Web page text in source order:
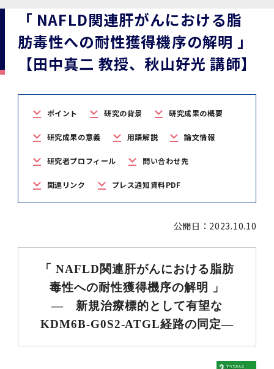
沿革
建物沿革
歴代校長及び学長
学生歌
ブランド
学問と教育の聖地 湯島に建つ東京医科歯科大
学
研究について
医療について
東京医科歯科大学の誓い
アクセストップ
キャンパスマップ
運営組織
運営組織トップ
大学組織一覧
学長・役員
副学長
役員会
経営協議会
教育研究評議会
広報誌・刊行物
広報誌・刊行物トップ
大学紹介動画
キャンパスライフ編
留学制度編
多職種連携教育編
大学概要（冊子）
広報誌
広報誌トップ
広報誌「Bloom! 医科歯科大」
大学案内 【受験生向け】（冊子）
写真で綴る 東京医科歯科大学
大学の計画と評価
大学の計画と評価トップ
大学評価の制度について
概説
１．国立大学法人評価
２．大学認証評価
1-1．第４期中期目標・中期計画等について【6
年間】トップ
第１期 中期目標・中期計画等について
第２期 中期目標・中期計画等について
1-2.年度計画・年度評価等について【第1期～
第3期】
1-2.年度計画・年度評価等について【第1期～
第3期】トップ
（第１期中期目標期間中）年度計画、年度評価
2．認証評価
3．自己点検・評価
四大学連合
四大学連合トップ
四大学連合憲章等トップ
四大学連合憲章
「大学院学生の教育研究交流」に関する協定書
複合領域コース(四大学共通)
複合領域コース(四大学共通)トップ
複合領域コースについて
複合領域コース（東京医科歯科大学）
三大学連合（外部サイト）
情報公開・個人情報
情報公開制度
個人情報保護制度
統合報告書
男性職員の育児休業等取得推進宣言
ダイバーシティ
ダイバーシティトップ
コンプライアンス・ハラスメント
学部入学案内トップ
アドミッション・ポリシー
入試制度
入試制度トップ
学部入試の変更点（予告）
これまでの学部入試変更点
学部などについて
学部などについてトップ
医学部
生体材料工学研究所
学生生活などについて
授業料・入学料・検定料
奨学金について
入学料・授業料の免除・徴収猶予について
イベントトップ
オープンキャンパス
医学部医学科サマープログラム
資料請求
合格発表
試験問題及び解答例等の公表
大学院入学案内
大学院入学案内トップ
募集要項
募集要項トップ
医歯学総合研究科
FAQ
医歯学総合研究科博士課程 国際連携専攻（ジ
ョイント・ディグリープログラム：JDP）
WEB出願
アドミッション・ポリシー
TOEFL-ITP試験結果（スコアレポート）の返
却について
大学院入学希望者向け入試説明会
学費・入学金・奨学金について
聴講生・科目等履修生および大学院研究生募集
聴講生・科目等履修生および大学院研究生募集
医学部
歯学部
難治疾患研究所
大学院研究生
大学院保健衛生学研究科
入学に関するお問い合わせ窓口
今後の博士学生向け支援制度について
令和8年度（2026年度）総合知と癒しの次世代
令和7年度（2025年度）「総合知と癒しの次世
代フロントランナー育成プログラム Science
Tokyo SPRING(医歯学系)」対象学生の春募集
Call for Applications to Science Tokyo
Post-SPRING（MD）Program for the 2026
Academic Year by Eligible Students
(*Spring admission)
Call for Applications to Science Tokyo
SPRING（MD）Program for the 2025
Science Tokyo BOOST (医歯学系)トップ
令和8年度（2026年度）トップレベルAI研究の
系）生）の募集について
令和7年度トップレベルAI研究のための共創型
エキスパート人材育成プログラム対象学生（医
歯学系-BOOST生）の募集について
AI研究のための共創型エキスパート人材育成プ
ログラム 対象学生（TMDU-BOOST生）の募
集について
CS（クリニシャン・サイエンティスト）養成支
援制度
令和８年度（2026年度）CS（クリニシャン・
サイエンティスト）養成支援制度の募集につい
Call for Applications for the Clinician
四大学連合･複合領域コース
教育要項（学部シラバス）
保健衛生学研究科科目等履修生について
入学料・授業料・奨学金トップ
授業料・入学料・検定料
授業料・入学料・検定料
入学料・授業料免除・徴収猶予について
(Admission & Tuition
Exemption/Deferment)
入学料・授業料免除・徴収猶予について
(Admission & Tuition
入学料・授業料免除・徴収猶予について
(Admission & Tuition
Exemption/Deferment)トップ
奨学金について
奨学金についてトップ
日本学生支援機構
留学情報
学生生活サポート
アルバイトについて
アパート等の紹介
就職・キャリア支援
就職・キャリア支援トップ
企業・官公庁・医療機関の皆様へ
サークル・学園祭
教育理念トップ
ポリシー
ポリシートップ
医学部（医学科･保健衛生学科）
歯学部（歯学科･口腔保健学科）
大学院保健衛生学研究科
医学部（医学科･保健衛生学科）
医学部（医学科･保健衛生学科）トップ
医学科
保健衛生学科 【検査技術学専攻】
歯学部（歯学科･口腔保健学科）
歯学部（歯学科･口腔保健学科）トップ
口腔保健学科【口腔保健衛生学専攻】
口腔保健学科【口腔保健工学専攻】
大学院医歯学総合研究科
修士課程 医歯理工保健学専攻
修士課程 医歯理工保健学専攻【医療管理政策
学（MMA）コース】
大学院保健衛生学研究科トップ
博士課程看護先進科学専攻
博士課程共同災害看護学専攻
医学部（医学科･保健衛生学科）
歯学部（歯学科･口腔保健学科）
教養部
教養部トップ
公開講座・公開シンポジウム・講演会等のお知
らせ
大学院医歯学総合研究科
大学院医歯学総合研究科トップ
修士課程 医歯理工保健学専攻トップ
分野構成
修士課程 医歯理工保健学専攻【医療管理政策
学（MMA）コース】
修士課程 医歯理工保健学専攻 グローバルヘル
スリーダー養成 (MPH) コース
博士課程 医歯学専攻
大学院保健衛生学研究科
研究科長挨拶
ジョイントリサーチ講座・ジョイントリサーチ
部門一覧
生体材料工学研究所
医科（医系診療部門）
歯科（歯系診療部門）
研究・連携トップ
外部資金トップ
研究費獲得支援
産学官連携
科研費電子申請システム(外部サイト)
用)
研究手続き
研究手続きトップ
倫理審査申請システム
臨床研究審査委員会申請システム
実験計画書のWeb申請システム(学外利用時
研究活動
研究活動トップ
機関リポジトリ
研究テーマ検索
research map
研究組織
若手研究者支援センター（YISC）
重点研究領域
統合研究機構・統合イノベーション推進機構
取り組み・規制トップ
研究不正の防止
研究不正等の公表について
事務部
事務部トップ
各種お問い合わせ先(事務部)
国際交流
受験生 在学生
卒業生
企業・研究者・一般の方
アクセス 学内サイト
「 NAFLD関連肝がんにおける脂
肪毒性への耐性獲得機序の解明 」
【田中真二 教授、秋山好光 講師】
ポイント 研究の背景 研究成果の概要
研究成果の意義 用語解説 論文情報
研究者プロフィール 問い合わせ先
関連リンク プレス通知資料PDF
公開日：2023.10.10
「 NAFLD関連肝がんにおける脂肪
毒性への耐性獲得機序の解明 」
― 新規治療標的として有望な
KDM6B-G0S2-ATGL経路の同定―